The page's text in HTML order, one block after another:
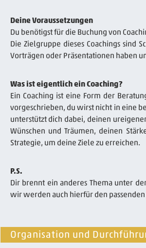
Deine Voraussetzungen
Du benötigst für die Buchung von
Die Zielgruppe dieses Coachings sind
Vorträgen oder Präsentationen haben
Was ist eigentlich ein Coaching?
Ein Coaching ist eine Form der
vorgeschrieben, du wirst nicht in eine
unterstützt dich dabei, deinen
Wünschen und Träumen, deinen
Strategie, um deine Ziele zu erreichen.
P.S.
Dir brennt ein anderes Thema unter
wir werden auch hierfür den passenden
Organisation und